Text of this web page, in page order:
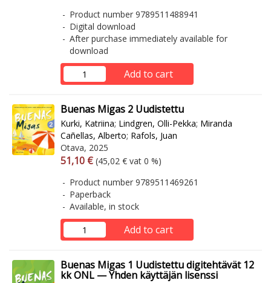
Product number 9789511488941
Digital download
After purchase immediately available for
download
Add to cart
Buenas Migas 2 Uudistettu
Kurki, Katriina; Lindgren, Olli-Pekka; Miranda
Cañellas, Alberto; Rafols, Juan
Otava, 2025
Arvonlisäverollinen hinta
51,10 € Excl. vat
(45,02 € vat 0 %)
Product number 9789511469261
Paperback
Available, in stock
Add to cart
Buenas Migas 1 Uudistettu digitehtävät 12
kk ONL — Yhden käyttäjän lisenssi